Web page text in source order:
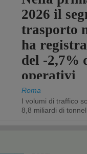
2026 il
trasporto
ha
del -2,7%
operativi
Roma
I volumi di traffico
8,8 miliardi di